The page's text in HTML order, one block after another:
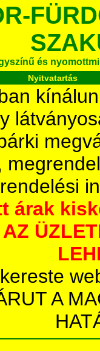
és
Nyitvatartás
árak
A